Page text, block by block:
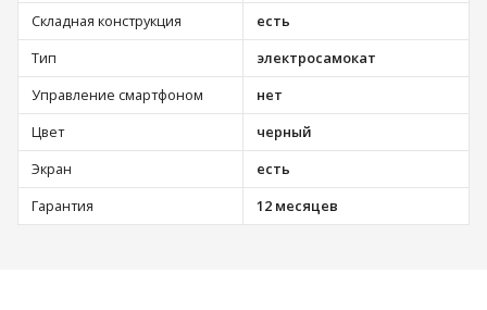
Складная конструкция
есть
Тип
электросамокат
Управление смартфоном
нет
Цвет
черный
Экран
есть
Гарантия
12 месяцев